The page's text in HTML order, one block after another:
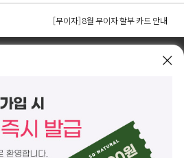
[무이자] 8월 PAYCO 혜택 안내
[무이자] 8월 무이자 할부 카드 안내
매업신고 제2014-서울강남-03442호
(평일 10:00~18:00 / 점심시간 12:30~13:30)